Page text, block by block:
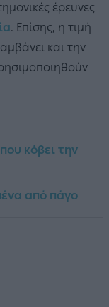
έρευνες
. Επίσης, η τιμή
και την
κόβει την
από πάγο